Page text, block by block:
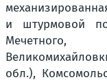
и штурмовой
Мечетного,
обл.),